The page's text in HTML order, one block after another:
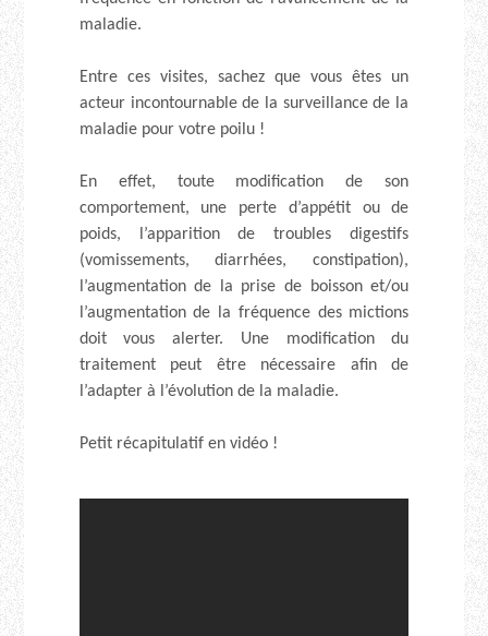
maladie.
Entre ces visites, sachez que vous êtes un
acteur incontournable de la surveillance de la
maladie pour votre poilu !
En effet, toute modification de son
comportement, une perte d’appétit ou de
poids, l’apparition de troubles digestifs
(vomissements, diarrhées, constipation),
l’augmentation de la prise de boisson et/ou
l’augmentation de la fréquence des mictions
doit vous alerter. Une modification du
traitement peut être nécessaire afin de
l’adapter à l’évolution de la maladie.
Petit récapitulatif en vidéo !